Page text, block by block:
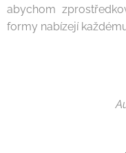
abychom
formy nabízejí